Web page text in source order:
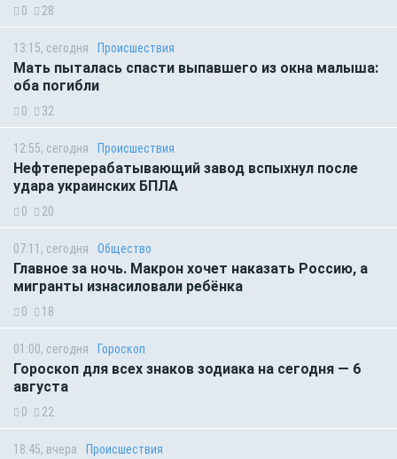
0 28
13:15, сегодня Происшествия
Мать пыталась спасти выпавшего из окна малыша:
оба погибли
0 32
12:55, сегодня Происшествия
Нефтеперерабатывающий завод вспыхнул после
удара украинских БПЛА
0 20
07:11, сегодня Общество
Главное за ночь. Макрон хочет наказать Россию, а
мигранты изнасиловали ребёнка
0 18
01:00, сегодня Гороскоп
Гороскоп для всех знаков зодиака на сегодня — 6
августа
0 22
18:45, вчера Происшествия